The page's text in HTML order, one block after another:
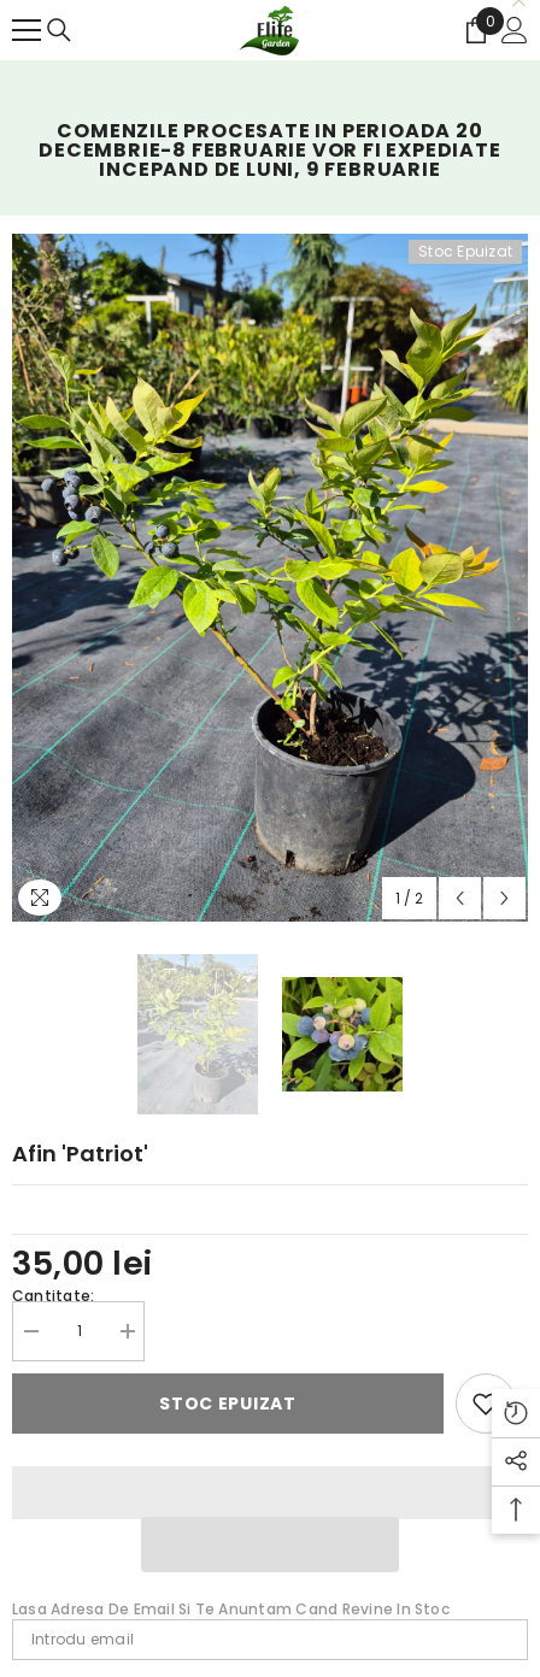
0
0
COMENZILE PROCESATE IN PERIOADA 20
DECEMBRIE-8 FEBRUARIE VOR FI EXPEDIATE
INCEPAND DE LUNI, 9 FEBRUARIE
Stoc Epuizat
1 / 2
Afin 'Patriot'
35,00 lei
Cantitate:
Reduceți
cantitatea
pentru
Creșteți
cantitatea
pentru
&#39;Patriot&#39;
STOC EPUIZAT
Lasa Adresa De Email Si Te Anuntam Cand Revine In Stoc